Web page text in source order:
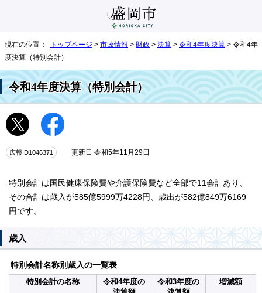
現在の位置： トップページ > 市政情報 > 財政 > 決算 > 令和4年度決算 > 令和4年
度決算（特別会計）
令和4年度決算（特別会計）
広報ID1046371 更新日 令和5年11月29日
特別会計は国民健康保険費や介護保険費など全部で11会計あり、
その合計は歳入が585億5999万4228円、歳出が582億849万6169
円です。
歳入
特別会計名称別歳入の一覧表
特別会計の名称
令和4年度の
令和3年度の
増減額